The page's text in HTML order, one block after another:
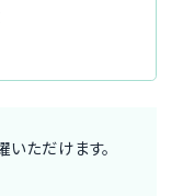
いただけます。